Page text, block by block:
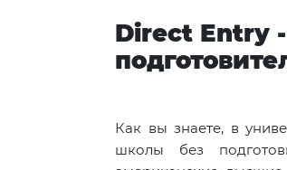
Direct Entry
Как вы знаете, в
школы без